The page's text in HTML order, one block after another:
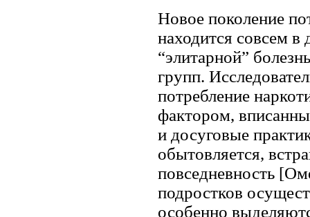
Новое поколение
находится совсем в
“элитарной”
групп.
потребление
фактором,
и досуговые
обытовляется,
повседневность
подростков
особенно